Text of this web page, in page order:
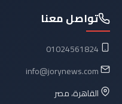
تواصل معنا
01024561824
info@jorynews.com
القاهرة، مصر